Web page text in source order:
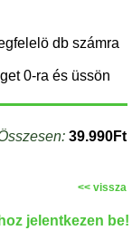
db számra
0-ra és üssön
39.990Ft
<< vissza
jelentkezen be!